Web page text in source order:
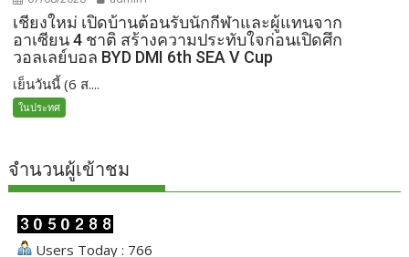
เชียงใหม่ เปิดบ้านต้อนรับนักกีฬาและผู้แทนจาก
อาเซียน 4 ชาติ สร้างความประทับใจก่อนเปิดศึก
วอลเลย์บอล BYD DMI 6th SEA V Cup
เย็นวันนี้ (6 ส....
ในประทศ
จำนวนผู้เข้าชม
Users Today : 766